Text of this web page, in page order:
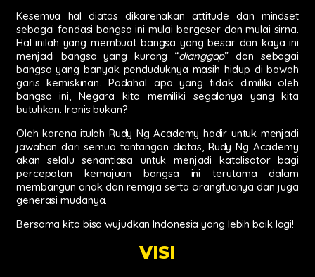
Kesemua hal diatas dikarenakan attitude dan mindset
sebagai fondasi bangsa ini mulai bergeser dan mulai sirna.
Hal inilah yang membuat bangsa yang besar dan kaya ini
menjadi bangsa yang kurang “dianggap” dan sebagai
bangsa yang banyak penduduknya masih hidup di bawah
garis kemiskinan. Padahal apa yang tidak dimiliki oleh
bangsa ini, Negara kita memiliki segalanya yang kita
butuhkan. Ironis bukan?
Oleh karena itulah Rudy Ng Academy hadir untuk menjadi
jawaban dari semua tantangan diatas, Rudy Ng Academy
akan selalu senantiasa untuk menjadi katalisator bagi
percepatan kemajuan bangsa ini terutama dalam
membangun anak dan remaja serta orangtuanya dan juga
generasi mudanya.
Bersama kita bisa wujudkan Indonesia yang lebih baik lagi!
VISI